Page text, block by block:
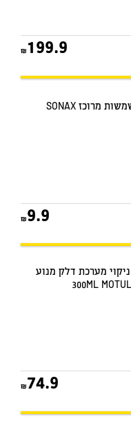
199.9
נוזל שמשות מרוכז SONAX
9.9
מערכת דלק מנוע
74.9